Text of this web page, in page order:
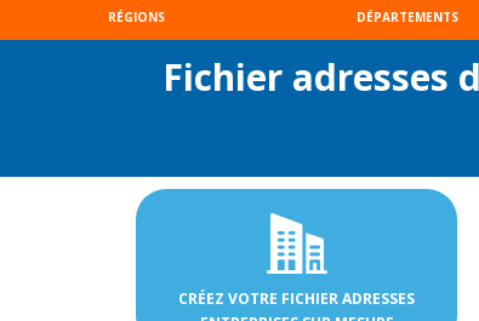
RÉGIONS DÉPARTEMENTS
Fichier adresses
CRÉEZ VOTRE FICHIER ADRESSES